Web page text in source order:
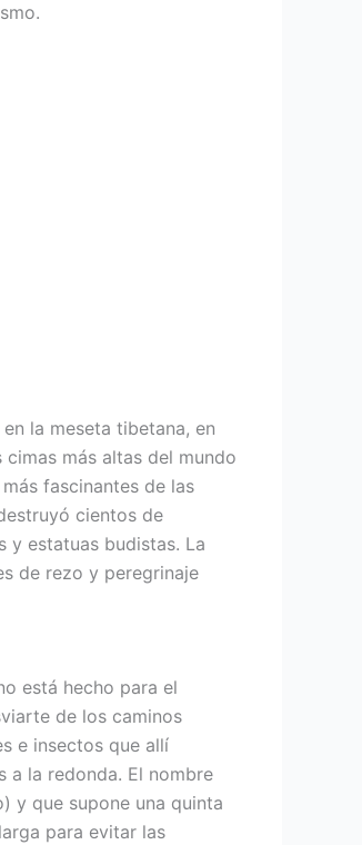
la meseta tibetana, en
más altas del mundo
fascinantes de las
cientos de
y estatuas budistas. La
de rezo y peregrinaje
está hecho para el
de los caminos
e insectos que allí
a la redonda. El nombre
y que supone una quinta
para evitar las